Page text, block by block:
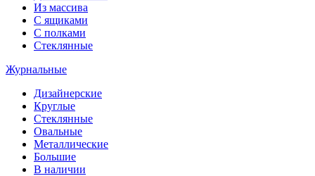
Из массива
С ящиками
С полками
Стеклянные
Журнальные
Дизайнерские
Круглые
Стеклянные
Овальные
Металлические
Большие
В наличии